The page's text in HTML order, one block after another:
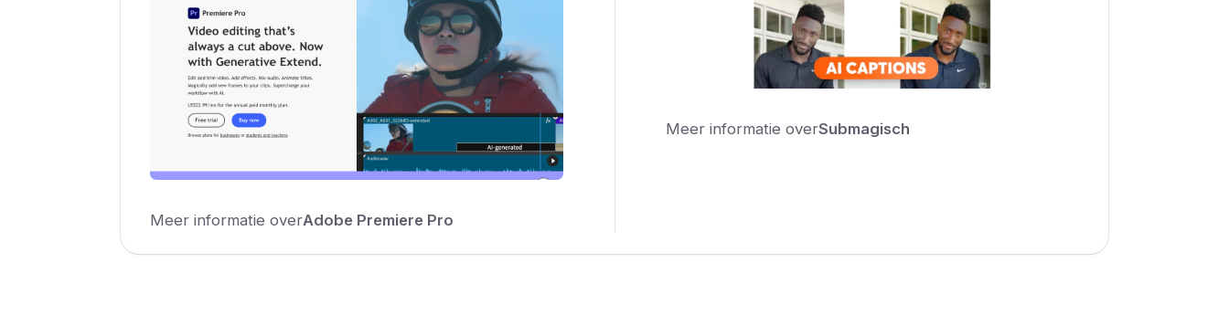
Meer informatie overAdobe Premiere Pro
Meer informatie overSubmagisch